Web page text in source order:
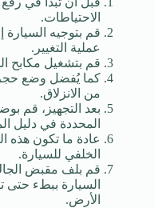
الاحتياطات.
قم بتوجيه
عملية التغيير.
قم بتشغيل مكابح
كما يُفضل وضع حجر
من الانزلاق.
بعد التجهيز، قم
المحددة في دليل
عادة ما تكون هذه
الخلفي للسيارة.
قم بلف مقبض
السيارة ببطء
الأرض.